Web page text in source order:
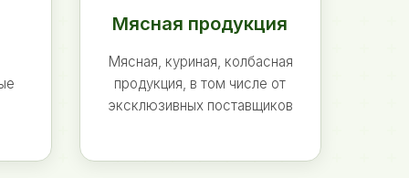
Мясная продукция
Мясная, куриная, колбасная
продукция, в том числе от
эксклюзивных поставщиков